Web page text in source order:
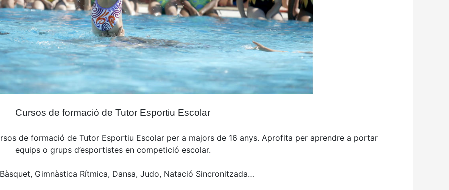
Cursos de formació de Tutor Esportiu Escolar
de formació de Tutor Esportiu Escolar per a majors de 16 anys. Aprofita per aprendre a portar
equips o grups d’esportistes en competició escolar.
Gimnàstica Rítmica, Dansa, Judo, Natació Sincronitzada…